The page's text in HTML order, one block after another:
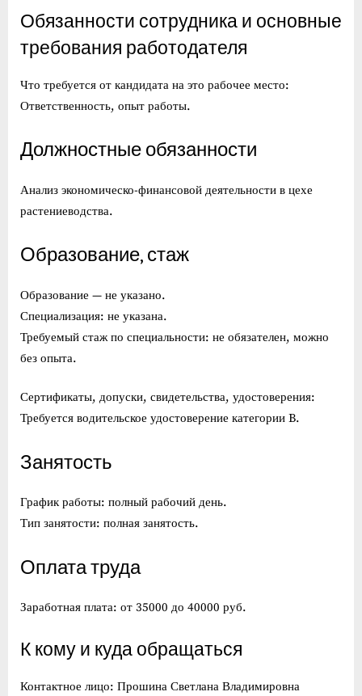
Обязанности сотрудника и основные
требования работодателя
Что требуется от кандидата на это рабочее место:
Ответственность, опыт работы.
Должностные обязанности
Анализ экономическо-финансовой деятельности в цехе
растениеводства.
Образование, стаж
Образование — не указано.
Специализация: не указана.
Требуемый стаж по специальности: не обязателен, можно
без опыта.
Сертификаты, допуски, свидетельства, удостоверения:
Требуется водительское удостоверение категории B.
Занятость
График работы: полный рабочий день.
Тип занятости: полная занятость.
Оплата труда
Заработная плата: от 35000 до 40000 руб.
К кому и куда обращаться
Контактное лицо: Прошина Светлана Владимировна